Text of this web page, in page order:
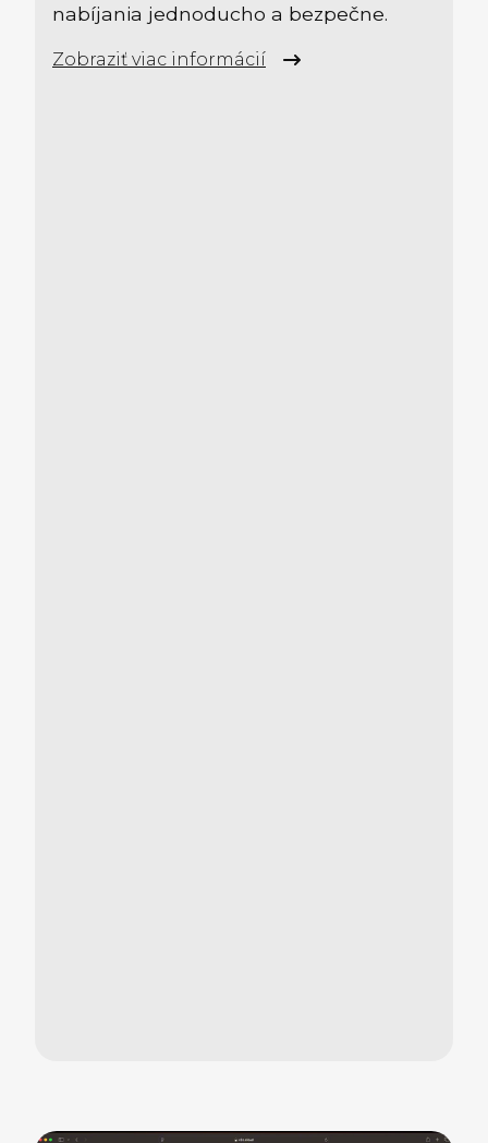
nabíjania jednoducho a bezpečne.
Zobraziť viac informácií